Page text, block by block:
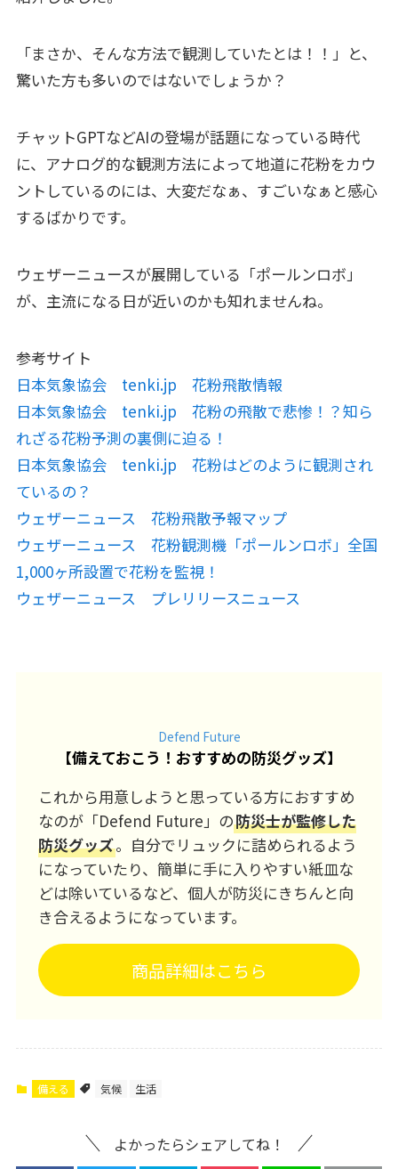
「まさか、そんな方法で観測していたとは！！」と、
驚いた方も多いのではないでしょうか？
チャットGPTなどAIの登場が話題になっている時代
に、アナログ的な観測方法によって地道に花粉をカウ
ントしているのには、大変だなぁ、すごいなぁと感心
するばかりです。
ウェザーニュースが展開している「ポールンロボ」
が、主流になる日が近いのかも知れませんね。
参考サイト
日本気象協会 tenki.jp 花粉飛散情報
日本気象協会 tenki.jp 花粉の飛散で悲惨！？知ら
れざる花粉予測の裏側に迫る！
日本気象協会 tenki.jp 花粉はどのように観測され
ているの？
ウェザーニュース 花粉飛散予報マップ
ウェザーニュース 花粉観測機「ポールンロボ」全国
1,000ヶ所設置で花粉を監視！
ウェザーニュース プレリリースニュース
Defend Future
【備えておこう！おすすめの防災グッズ】
これから用意しようと思っている方におすすめ
なのが「Defend Future」の防災士が監修した
防災グッズ。自分でリュックに詰められるよう
になっていたり、簡単に手に入りやすい紙皿な
どは除いているなど、個人が防災にきちんと向
き合えるようになっています。
商品詳細はこちら
備える 気候 生活
よかったらシェアしてね！